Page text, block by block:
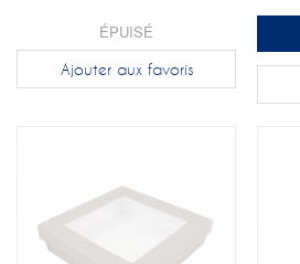
ÉPUISÉ
Ajouter aux favoris